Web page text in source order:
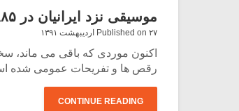
موسیقی نزد ایرانیان در ۱۸۸۵ میلادی (۸)
Published on ۲۷ اردیبهشت ۱۳۹۱
اکنون موردی که باقی می ماند،
رقص ها و تفریحات عمومی شده
CONTINUE READING